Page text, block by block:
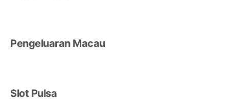
Pengeluaran Macau
Slot Pulsa